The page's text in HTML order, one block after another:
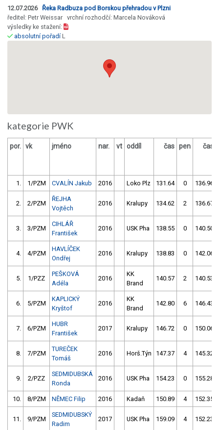
12.07.2026 Řeka Radbuza pod Borskou přehradou v Plzni
ředitel: Petr Weissar vrchní rozhodčí: Marcela Nováková
výsledky ke stažení:
absolutní pořadíL
kategorie PWK
por. vk jméno nar. vt oddíl čas pen čas
1. 1/PZM CVALÍN Jakub 2016 Loko Plz 131.64 0 136.96
2. 2/PZM
ŘEJHA
Vojtěch
2016 Kralupy 134.62 2 136.67
3. 3/PZM
CIHLÁŘ
František
2016 USK Pha 138.55 0 140.50
4. 4/PZM
HAVLÍČEK
Ondřej
2016 Kralupy 138.83 0 142.06
5. 1/PZZ
PEŠKOVÁ
Adéla
2016
KK
Brand
140.57 2 140.53
6. 5/PZM
KAPLICKÝ
Kryštof
2016
KK
Brand
142.80 6 146.43
7. 6/PZM
HUBR
František
2017 Kralupy 146.72 0 150.06
8. 7/PZM
TUREČEK
Tomáš
2016 Horš.Týn 147.37 4 145.32
9. 2/PZZ
SEDMIDUBSKÁ
Ronda
2016 USK Pha 154.23 0 155.28
10. 8/PZM NĚMEC Filip 2016 Kadaň 150.89 4 152.35
11. 9/PZM
SEDMIDUBSKÝ
Radim
2017 USK Pha 159.09 4 152.23